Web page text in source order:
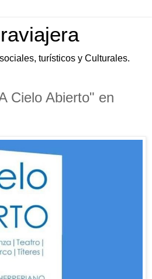
turísticos y Culturales.
Cielo Abierto" en